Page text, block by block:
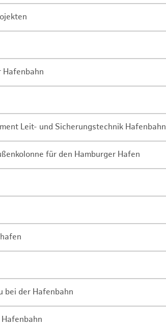
Leit- und Sicherungstechnik Hafenbahn
für den Hamburger Hafen
bei der Hafenbahn